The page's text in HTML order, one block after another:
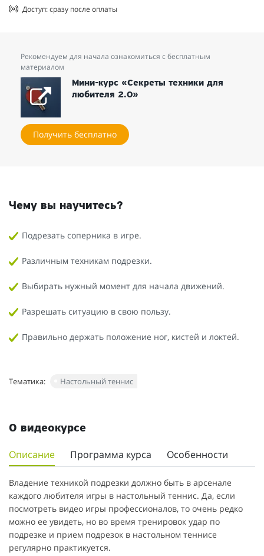
Доступ: сразу после оплаты
Рекомендуем для начала ознакомиться с бесплатным
материалом
Мини-курс «Секреты техники для
любителя 2.0»
Получить бесплатно
Чему вы научитесь?
Подрезать соперника в игре.
Различным техникам подрезки.
Выбирать нужный момент для начала движений.
Разрешать ситуацию в свою пользу.
Правильно держать положение ног, кистей и локтей.
Тематика: Настольный теннис
О видеокурсе
Описание Программа курса Особенности
Владение техникой подрезки должно быть в арсенале
каждого любителя игры в настольный теннис. Да, если
посмотреть видео игры профессионалов, то очень редко
можно ее увидеть, но во время тренировок удар по
подрезке и прием подрезок в настольном теннисе
регулярно практикуется.